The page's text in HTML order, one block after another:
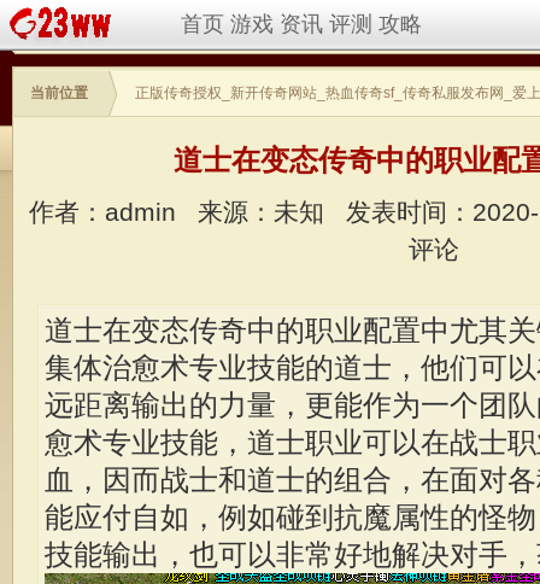
首页 游戏 资讯 评测 攻略
当前位置 正版传奇授权_新开传奇网站_热血传奇sf_传奇私服发布网_爱
道士在变态传奇中的职业配
作者：admin 来源：未知
发表时间：
评论
道士在变态传奇中的职业配置中尤其
集体治愈术专业技能的道士，他们可
远距离输出的力量，更能作为一个团
愈术专业技能，道士职业可以在战士
血，因而战士和道士的组合，在面对
能应付自如，例如碰到抗魔属性的怪
技能输出，也可以非常好地解决对手